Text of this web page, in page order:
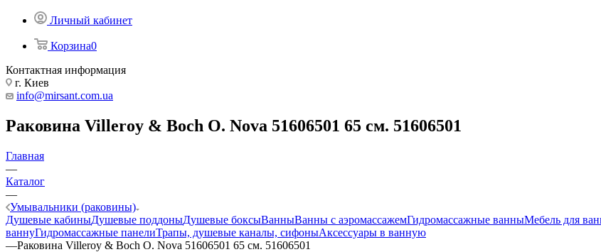
Личный кабинет
Корзина0
Контактная информация
г. Киев
info@mirsant.com.ua
Раковина Villeroy & Boch O. Nova 51606501 65 см. 51606501
Главная
—
Каталог
—
Умывальники (раковины)
Душевые кабиныДушевые поддоныДушевые боксыВанныВанны с аэромассажемГидромассажные ванныМебель для
ваннуГидромассажные панелиТрапы, душевые каналы, сифоныАксессуары в ванную
—Раковина Villeroy & Boch O. Nova 51606501 65 см. 51606501